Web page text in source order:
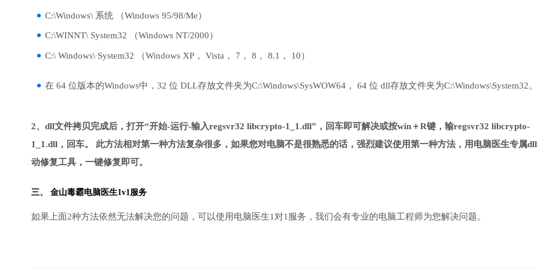
C:\Windows\ 系统 （Windows 95/98/Me）
C:\WINNT\ System32 （Windows NT/2000）
C:\ Windows\ System32 （Windows XP， Vista， 7， 8， 8.1， 10）
在 64 位版本的Windows中，32 位 DLL存放文件夹为C:\Windows\SysWOW64， 64 位 dll存放文件夹为C:\Windows\System32。
2、dll文件拷贝完成后，打开“开始-运行-输入regsvr32 libcrypto-1_1.dll”，回车即可解决或按win＋R键，输regsvr32 libcrypto-
1_1.dll，回车。 此方法相对第一种方法复杂很多，如果您对电脑不是很熟悉的话，强烈建议使用第一种方法，用电脑医生专属
动修复工具，一键修复即可。
三、 金山毒霸电脑医生1v1服务
如果上面2种方法依然无法解决您的问题，可以使用电脑医生1对1服务，我们会有专业的电脑工程师为您解决问题。